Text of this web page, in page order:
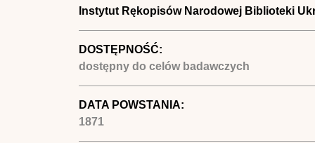
Instytut Rękopisów Narodowej Biblioteki
DOSTĘPNOŚĆ:
dostępny do celów badawczych
DATA POWSTANIA:
1871